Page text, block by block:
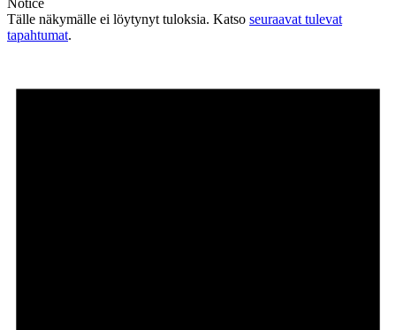
Tälle näkymälle ei löytynyt tuloksia. Katso seuraavat tulevat
tapahtumat.